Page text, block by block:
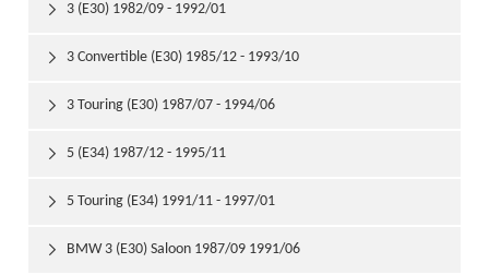
3 (E30) 1982/09 - 1992/01

3 Convertible (E30) 1985/12 - 1993/10

3 Touring (E30) 1987/07 - 1994/06

5 (E34) 1987/12 - 1995/11

5 Touring (E34) 1991/11 - 1997/01

BMW 3 (E30) Saloon 1987/09 1991/06
